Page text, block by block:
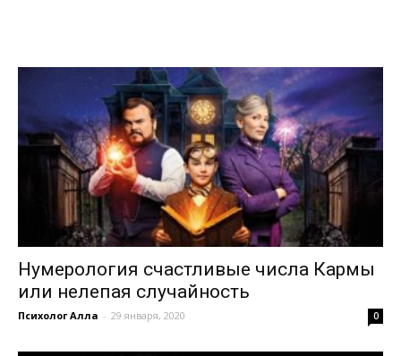
Нумерология счастливые числа Кармы
или нелепая случайность
Психолог Алла - 29 января, 2020 0